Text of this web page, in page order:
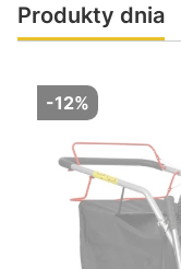
Produkty dnia
-12%